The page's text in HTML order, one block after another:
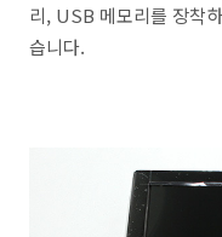
리, USB 메모리를 장착
습니다.